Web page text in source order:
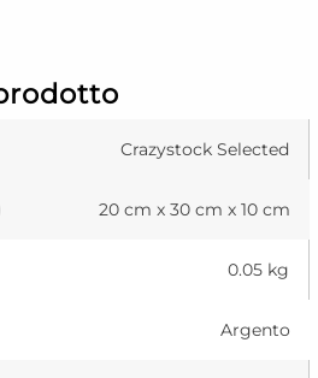
Crazystock Selected
20 cm x 30 cm x 10 cm
0.05 kg
Argento